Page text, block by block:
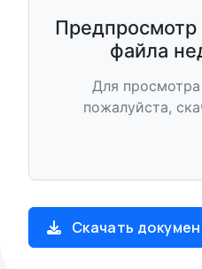
Предпросмотр
файла
Для
пожалуйста,
Скачать